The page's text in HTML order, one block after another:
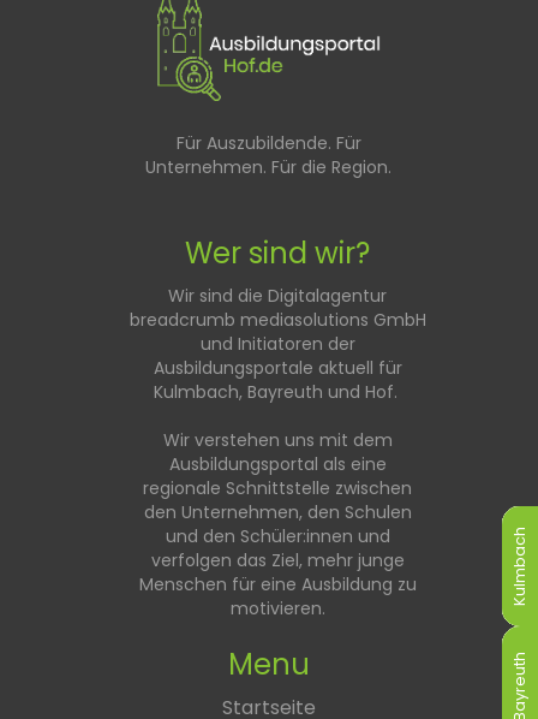
Kulmbach
Bayreuth
Kulmbach
Bayreuth
Kulmbach
Bayreuth
Kulmbach
Bayreuth
Kulmbach
Bayreuth
Kulmbach
Bayreuth
Für Auszubildende. Für
Unternehmen. Für die Region.
Wer sind wir?
Wir sind die Digitalagentur
breadcrumb mediasolutions GmbH
und Initiatoren der
Ausbildungsportale aktuell für
Kulmbach, Bayreuth und Hof.
Wir verstehen uns mit dem
Ausbildungsportal als eine
regionale Schnittstelle zwischen
den Unternehmen, den Schulen
und den Schüler:innen und
verfolgen das Ziel, mehr junge
Menschen für eine Ausbildung zu
motivieren.
Menu
Startseite